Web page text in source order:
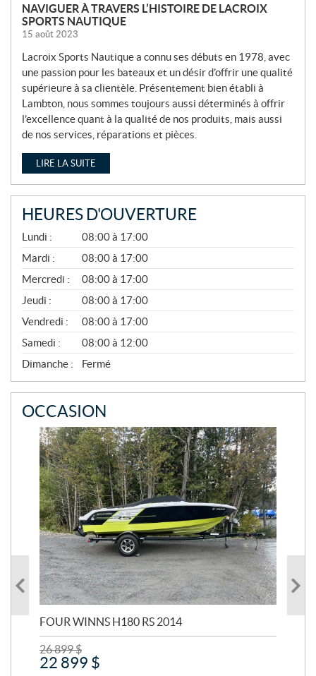
NAVIGUER À TRAVERS L’HISTOIRE DE LACROIX
SPORTS NAUTIQUE
15 août 2023
Lacroix Sports Nautique a connu ses débuts en 1978, avec
une passion pour les bateaux et un désir d’offrir une qualité
supérieure à sa clientèle. Présentement bien établi à
Lambton, nous sommes toujours aussi déterminés à offrir
l’excellence quant à la qualité de nos produits, mais aussi
de nos services, réparations et pièces.
LIRE LA SUITE
HEURES D'OUVERTURE
A
V
R
I
L
À
N
O
V
E
M
B
R
E
Lundi :
08:00 à 17:00
Mardi :
08:00 à 17:00
Mercredi :
08:00 à 17:00
Jeudi :
08:00 à 17:00
Vendredi :
08:00 à 17:00
Samedi :
08:00 à 12:00
Dimanche :
Fermé
OCCASION
FOUR WINNS H180 RS 2014
26 899$
22 899 $